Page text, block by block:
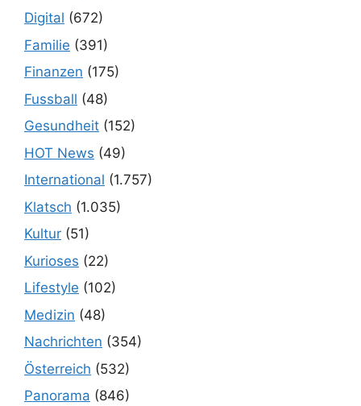
Digital (672)
Familie (391)
Finanzen (175)
Fussball (48)
Gesundheit (152)
HOT News (49)
International (1.757)
Klatsch (1.035)
Kultur (51)
Kurioses (22)
Lifestyle (102)
Medizin (48)
Nachrichten (354)
Österreich (532)
Panorama (846)